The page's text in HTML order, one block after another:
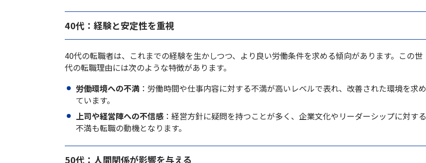
40代：経験と安定性を重視
40代の転職者は、これまでの経験を生かしつつ、より良い労働条件を求める傾向があります。この世
代の転職理由には次のような特徴があります。
労働環境への不満 ：労働時間や仕事内容に対する不満が高いレベルで表れ、改善された環境を求め
ています。
上司や経営陣への不信感 ：経営方針に疑問を持つことが多く、企業文化やリーダーシップに対する
不満も転職の動機となります。
50代：人間関係が影響を与える